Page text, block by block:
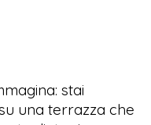
stai
una terrazza che